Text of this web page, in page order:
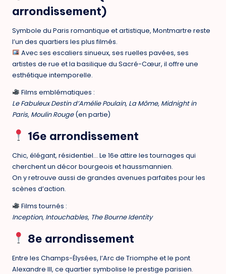
arrondissement)
Symbole du Paris romantique et artistique, Montmartre reste
l’un des quartiers les plus filmés.
Avec ses escaliers sinueux, ses ruelles pavées, ses
artistes de rue et la basilique du Sacré-Cœur, il offre une
esthétique intemporelle.
Films emblématiques :
Le Fabuleux Destin d’Amélie Poulain, La Môme, Midnight in
Paris, Moulin Rouge(en partie)
16e arrondissement
Chic, élégant, résidentiel… Le 16e attire les tournages qui
cherchent un décor bourgeois et haussmannien.
On y retrouve aussi de grandes avenues parfaites pour les
scènes d’action.
Films tournés :
Inception, Intouchables, The Bourne Identity
8e arrondissement
Entre les Champs-Élysées, l’Arc de Triomphe et le pont
Alexandre III, ce quartier symbolise le prestige parisien.